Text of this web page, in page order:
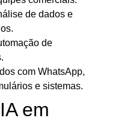
de dados e
de
com WhatsApp,
e sistemas.
em